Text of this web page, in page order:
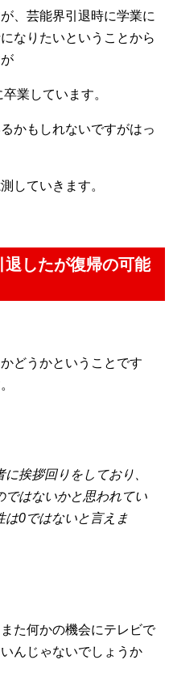
、芸能界引退時に学業に
なりたいということから
業しています。
かもしれないですがはっ
していきます。
したが復帰の可能
どうかということです
挨拶回りをしており、
ではないかと思われてい
は0ではないと言えま
た何かの機会にテレビで
んじゃないでしょうか